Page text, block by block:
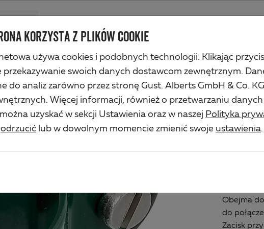
KORZYSTA Z PLIKÓW COOKIE
używa cookies i podobnych technologii. Klikając
przekazywanie swoich danych dostawcom zewnętrznym.
do analiz zarówno przez stronę Gust. Alberts GmbH & Co.
Więcej informacji, również o przetwarzaniu
uzyskać w sekcji Ustawienia oraz w naszej Polityka
odrzucić lub w dowolnym momencie zmienić swoje ustawienia.
mocowania wsporników przy słupkach
Obejma
do
Zacisk